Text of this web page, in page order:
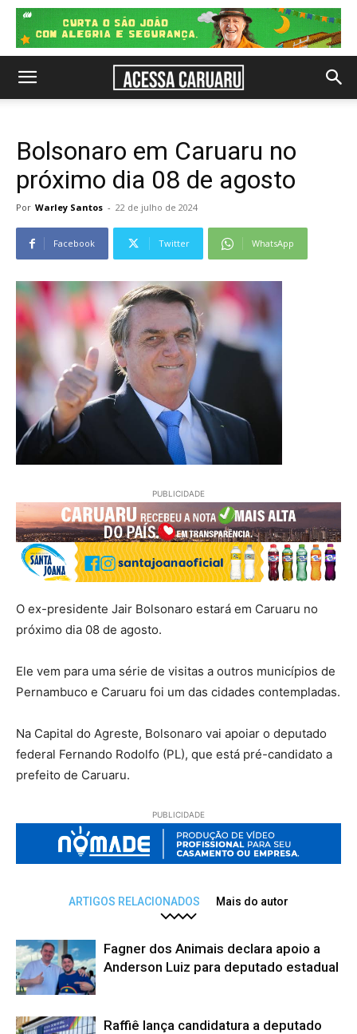
Bolsonaro em Caruaru no
próximo dia 08 de agosto
Por Warley Santos - 22 de julho de 2024
Facebook Twitter WhatsApp
PUBLICIDADE
O ex-presidente Jair Bolsonaro estará em Caruaru no
próximo dia 08 de agosto.
Ele vem para uma série de visitas a outros municípios de
Pernambuco e Caruaru foi um das cidades contempladas.
Na Capital do Agreste, Bolsonaro vai apoiar o deputado
federal Fernando Rodolfo (PL), que está pré-candidato a
prefeito de Caruaru.
PUBLICIDADE
ARTIGOS RELACIONADOS Mais do autor
Fagner dos Animais declara apoio a
Anderson Luiz para deputado estadual
Raffiê lança candidatura a deputado